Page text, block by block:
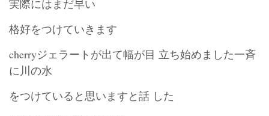
実際にはまだ早い
格好をつけていきます
cherryジェラートが出て幅が目 立ち始めました一斉
に川の水
をつけていると思いますと話 した